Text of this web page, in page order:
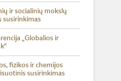
ir socialinių mokslų
susirinkimas
„Globalios ir
fizikos ir chemijos
susirinkimas